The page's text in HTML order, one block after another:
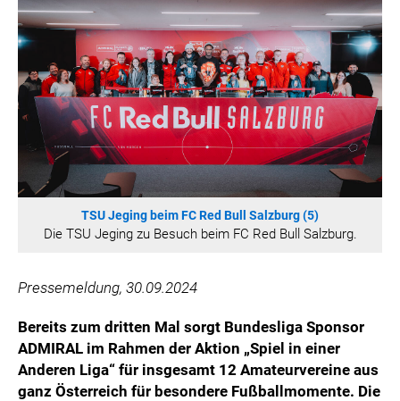
ALFIES
HANNERSBERG
WILHELM-EXNER-MEDAILLEN STIFTUNG
ADMIRAL SPORTWETTEN
EWP RECYCLING PFAND ÖSTERREICH
ANNEMARIE CHARITY
IMPERIAL MARKETS
SPECIAL OLYMPICS ÖSTERREICH
COCA COLA
PRESSEKONTAKT
TSU Jeging beim FC Red Bull Salzburg (5)
Die TSU Jeging zu Besuch beim FC Red Bull Salzburg.
Pressemeldung, 30.09.2024
Bereits zum dritten Mal sorgt Bundesliga Sponsor
ADMIRAL im Rahmen der Aktion „Spiel in einer
Anderen Liga“ für insgesamt 12 Amateurvereine aus
ganz Österreich für besondere Fußballmomente. Die